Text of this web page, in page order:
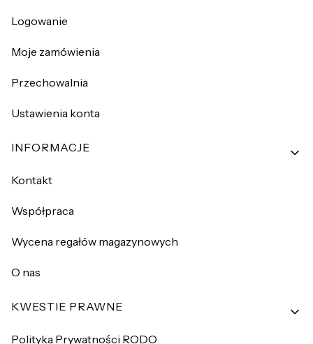
Logowanie
Moje zamówienia
Przechowalnia
Ustawienia konta
INFORMACJE
Kontakt
Współpraca
Wycena regałów magazynowych
O nas
KWESTIE PRAWNE
Polityka Prywatności RODO